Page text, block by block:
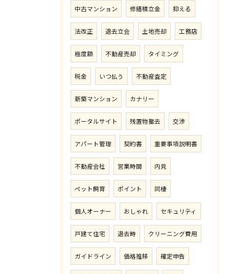
中古マンション 修繕積立金 抑える
法改正 退去立会 土地売却 工務店
極度額 不動産売却 タイミング
税金 いつ払う 不動産査定
新築マンション カナリー
ポータルサイト 残置物撤去 交渉
アパート管理 契約書 重要事項説明書
不動産会社 営業時間 内見
ペット飼育 ポイント 同棲
個人オーナー おしゃれ セキュリティ
戸建て住宅 退去時 クリーニング費用
ガイドライン 価格推移 確定申告